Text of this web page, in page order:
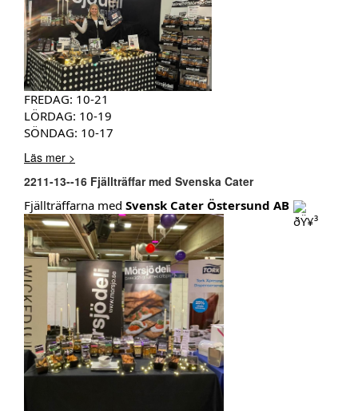
FREDAG: 10-21
LÖRDAG: 10-19
SÖNDAG: 10-17
Läs mer >
2211-13--16 Fjällträffar med Svenska Cater
Fjällträffarna med Svensk Cater Östersund AB